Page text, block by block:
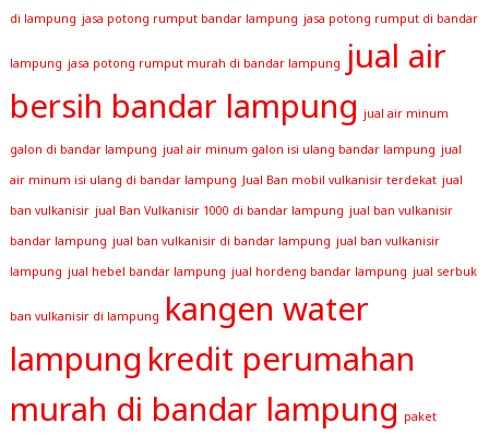
di lampung jasa potong rumput bandar lampung jasa potong rumput di bandar
lampung jasa potong rumput murah di bandar lampung
jual air
bersih bandar lampung jual air minum
galon di bandar lampung jual air minum galon isi ulang bandar lampung jual
air minum isi ulang di bandar lampung Jual Ban mobil vulkanisir terdekat jual
ban vulkanisir jual Ban Vulkanisir 1000 di bandar lampung jual ban vulkanisir
bandar lampung jual ban vulkanisir di bandar lampung jual ban vulkanisir
lampung jual hebel bandar lampung jual hordeng bandar lampung jual serbuk
ban vulkanisir di lampung kangen water
lampung kredit perumahan
murah di bandar lampung paket